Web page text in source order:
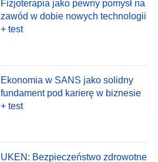
Fizjoterapia jako pewny pomysł na
zawód w dobie nowych technologii
+ test
Ekonomia w SANS jako solidny
fundament pod karierę w biznesie
+ test
UKEN: Bezpieczeństwo zdrowotne